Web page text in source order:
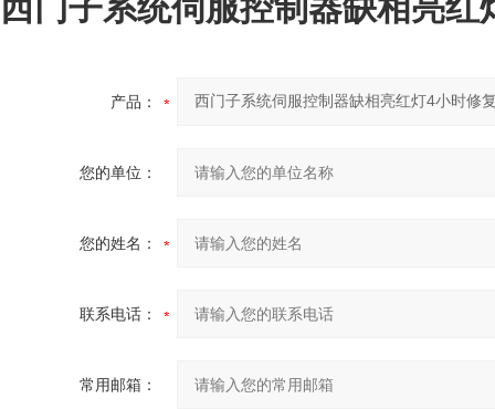
西门子系统伺服控制器缺相亮红
产品：
您的单位：
您的姓名：
联系电话：
常用邮箱：